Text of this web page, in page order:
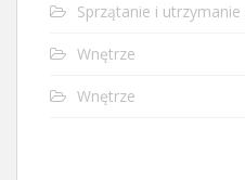
Sprzątanie i
Wnętrze
Wnętrze